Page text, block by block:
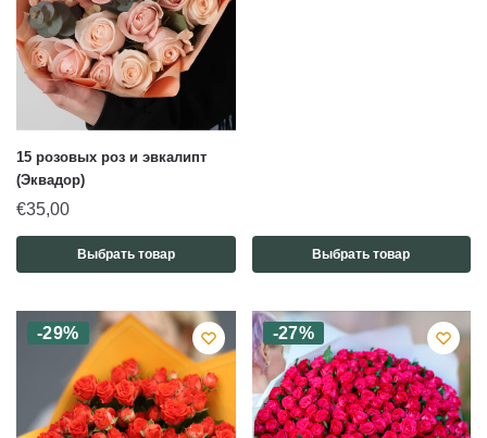
15 розовых роз и эвкалипт
(Эквадор)
€35,00
Выбрать товар Выбрать товар
-29% -27%